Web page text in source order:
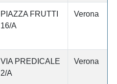
PIAZZA FRUTTI
16/A
Verona
VIA PREDICALE
2/A
Verona